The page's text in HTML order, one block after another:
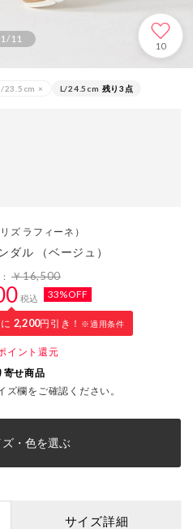
1/11
10
23.5cm × L/24.5cm 残り3点
リズ ラフィーネ）
ダル （ベージュ）
：￥16,500
税込 33%OFF
2,200円引き！ ※適用条件
イント還元
寄せ商品
ズ欄をご確認ください。
・色を選ぶ
サイズ詳細